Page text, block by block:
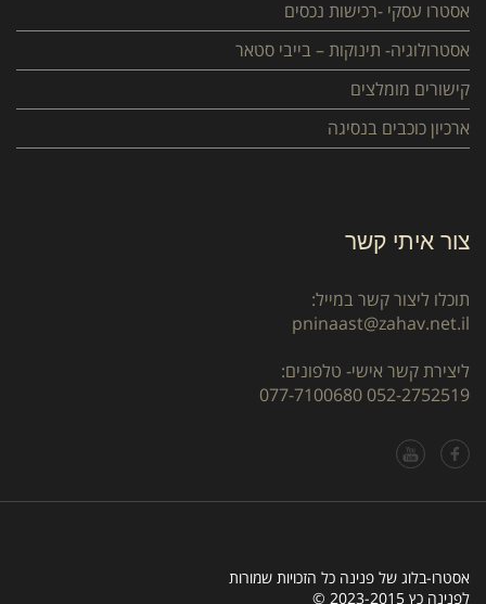
אסטרו עסקי -רכישות נכסים
אסטרולוגיה- תינוקות – בייבי סטאר
קישורים מומלצים
ארכיון כוכבים בנסיגה
צור איתי קשר
תוכלו ליצור קשר במייל:
pninaast@zahav.net.il
ליצירת קשר אישי- טלפונים:
052-2752519
077-7100680
אסטרו-בלוג של פנינה כל הזכויות שמורות
לפנינה כץ 2023-2015 ©